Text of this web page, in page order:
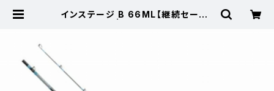
インステージ B 66ML【継続セール_